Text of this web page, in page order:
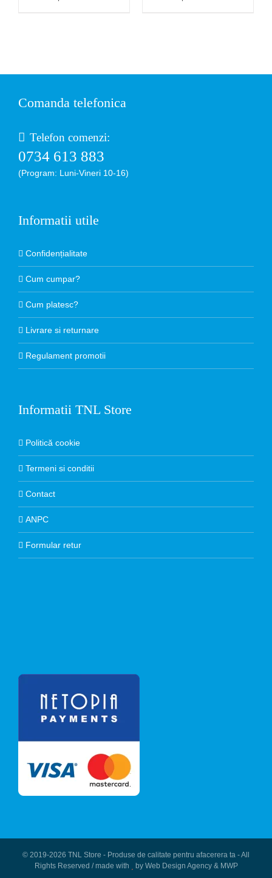
Comanda telefonica
Telefon comenzi:
0734 613 883
(Program: Luni-Vineri 10-16)
Informatii utile
Confidențialitate
Cum cumpar?
Cum platesc?
Livrare si returnare
Regulament promotii
Informatii TNL Store
Politică cookie
Termeni si conditii
Contact
ANPC
Formular retur
© 2019-2026 TNL Store - Produse de calitate pentru afacerera ta - All
Rights Reserved / made with
by Web Design Agency& MWP